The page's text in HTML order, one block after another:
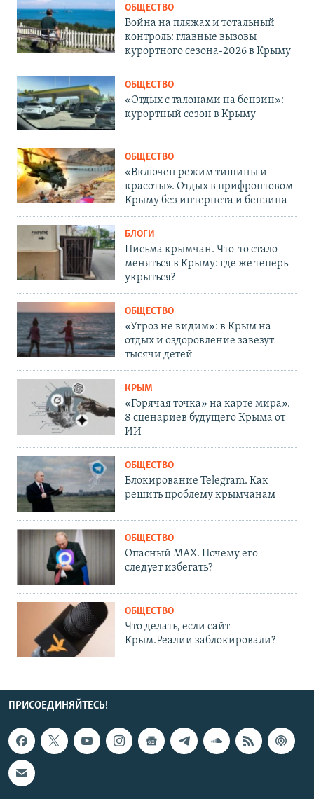
ОБЩЕСТВО
Война на пляжах и тотальный
контроль: главные вызовы
курортного сезона-2026 в Крыму
ОБЩЕСТВО
«Отдых с талонами на бензин»:
курортный сезон в Крыму
ОБЩЕСТВО
«Включен режим тишины и
красоты». Отдых в прифронтовом
Крыму без интернета и бензина
БЛОГИ
Письма крымчан. Что-то стало
меняться в Крыму: где же теперь
укрыться?
ОБЩЕСТВО
«Угроз не видим»: в Крым на
отдых и оздоровление завезут
тысячи детей
КРЫМ
«Горячая точка» на карте мира».
8 сценариев будущего Крыма от
ИИ
ОБЩЕСТВО
Блокирование Telegram. Как
решить проблему крымчанам
ОБЩЕСТВО
Опасный MAX. Почему его
следует избегать?
ОБЩЕСТВО
Что делать, если сайт
Крым.Реалии заблокировали?
ПРИСОЕДИНЯЙТЕСЬ!